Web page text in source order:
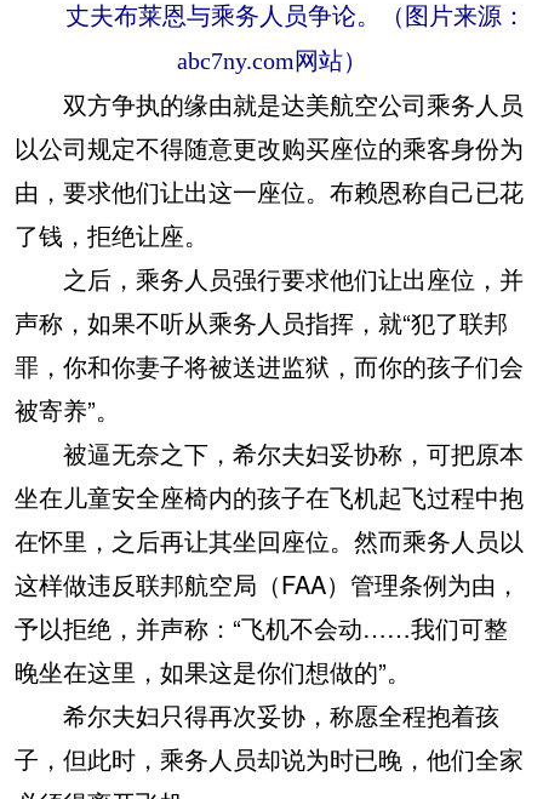
丈夫布莱恩与乘务人员争论。（图片来源：
abc7ny.com网站）
双方争执的缘由就是达美航空公司乘务人员
以公司规定不得随意更改购买座位的乘客身份为
由，要求他们让出这一座位。布赖恩称自己已花
了钱，拒绝让座。
之后，乘务人员强行要求他们让出座位，并
声称，如果不听从乘务人员指挥，就“犯了联邦
罪，你和你妻子将被送进监狱，而你的孩子们会
被寄养”。
被逼无奈之下，希尔夫妇妥协称，可把原本
坐在儿童安全座椅内的孩子在飞机起飞过程中抱
在怀里，之后再让其坐回座位。然而乘务人员以
这样做违反联邦航空局（FAA）管理条例为由，
予以拒绝，并声称：“飞机不会动……我们可整
晚坐在这里，如果这是你们想做的”。
希尔夫妇只得再次妥协，称愿全程抱着孩
子，但此时，乘务人员却说为时已晚，他们全家